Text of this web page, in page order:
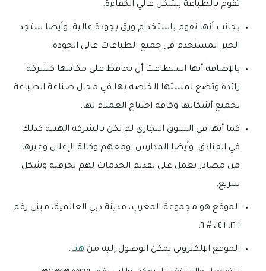
تقوم بالطباعة بشكل عالي الكفاءة.
بجانب أنها تقوم باستخدام ورق بجودة عالية، وأيضا ستجد
الحبر المستخدم في جميع الطباعات عالي الجودة.
بالإضافة أنها استطاعت أن تحافظ على مكانتها كشركة
رائدة وتضع لمستها الخاصة بها في مجال صناعة الطباعة
بجميع أشكالها وكافة احتياج العملاء لها.
كما أنها في السوق التجاري لم تكن بالشركة الهينة كذلك
في الفنادق، وأيضا المدارس، ومعهم وكالة الإعلان وغيرها
من مصادر تعمل على تقديم الخدمات لهم بحرفية وشكل
سريع.
الموقع هو مجموعة المغرب، مدينة دبي العالمية، مبني رقم
١-١٦، ١-١٤، # ٦.
الموقع الإلكتروني يمكن الوصول إليه من هنـا.